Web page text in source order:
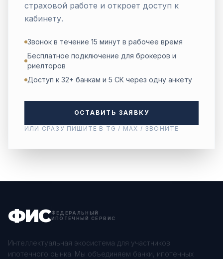
страховой работе и откроет доступ к
кабинету.
Звонок в течение 15 минут в рабочее время
Бесплатное подключение для брокеров и
риелторов
Доступ к 32+ банкам и 5 СК через одну анкету
ОСТАВИТЬ ЗАЯВКУ
ИЛИ СРАЗУ ПИШИТЕ В TG / MAX / ЗВОНИТЕ
ФИСФЕДЕРАЛЬНЫЙ
ИПОТЕЧНЫЙ СЕРВИС
Интеллектуальная экосистема для участников
ипотечного рынка. Мы объединяем банки, ипотечных